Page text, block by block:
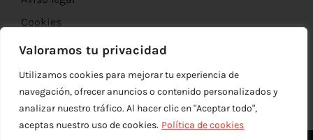
Valoramos tu privacidad
Utilizamos cookies para mejorar tu experiencia de
navegación, ofrecer anuncios o contenido personalizados y
analizar nuestro tráfico. Al hacer clic en "Aceptar todo",
aceptas nuestro uso de cookies. Política de cookies
Cookies
Devoluciones